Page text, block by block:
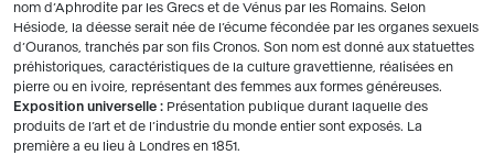
nom d’Aphrodite par les Grecs et de Vénus par les Romains. Selon
Hésiode, la déesse serait née de l’écume fécondée par les organes sexuels
d’Ouranos, tranchés par son fils Cronos. Son nom est donné aux statuettes
préhistoriques, caractéristiques de la culture gravettienne, réalisées en
pierre ou en ivoire, représentant des femmes aux formes généreuses.
Exposition universelle : Présentation publique durant laquelle des
produits de l’art et de l’industrie du monde entier sont exposés. La
première a eu lieu à Londres en 1851.